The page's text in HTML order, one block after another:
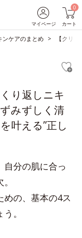
マイページ
0
カート
ンケアのまとめ 【クリ
り返しニキ
みずしく清
叶える”正し
自分の肌に合っ
めの、基本の4ス
。